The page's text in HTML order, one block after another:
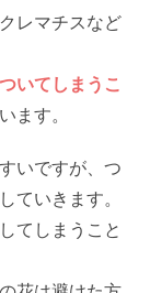
レマチスなど
いてしまうこ
ます。
いですが、つ
ていきます。
てしまうこと